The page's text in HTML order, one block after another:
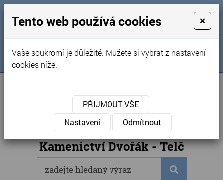
Obchodní podmínky
Kontakty
Naše kamenictví
Sledujte nás na FB
Internetový obchod
Kamenictví Dvořák - Telč
Tento web používá cookies ×
Vaše soukromí je důležité. Můžete si vybrat z nastavení
cookies níže.
PŘIJMOUT VŠE
Nastavení
Odmítnout